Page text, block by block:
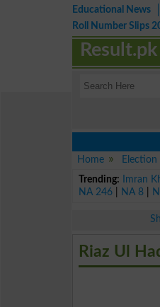
Educational News
Roll Number Slips
Result.pk
Home
Election
Trending:
Imran
NA 246
NA 8
Riaz Ul